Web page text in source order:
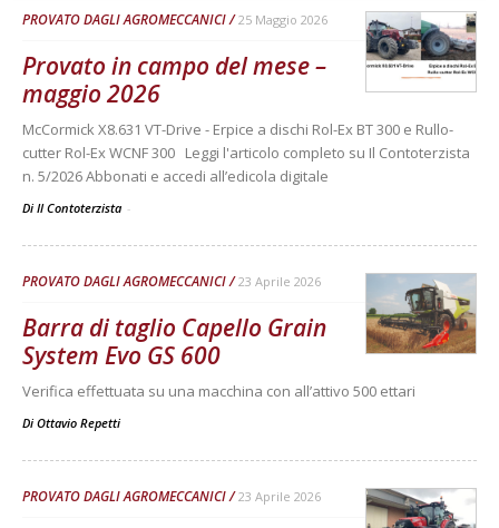
PROVATO DAGLI AGROMECCANICI 25 Maggio 2026
Provato in campo del mese –
maggio 2026
McCormick X8.631 VT-Drive - Erpice a dischi Rol-Ex BT 300 e Rullo-
cutter Rol-Ex WCNF 300 Leggi l'articolo completo su Il Contoterzista
n. 5/2026 Abbonati e accedi all’edicola digitale
Di Il Contoterzista -
PROVATO DAGLI AGROMECCANICI 23 Aprile 2026
Barra di taglio Capello Grain
System Evo GS 600
Verifica effettuata su una macchina con all’attivo 500 ettari
Di Ottavio Repetti
PROVATO DAGLI AGROMECCANICI 23 Aprile 2026